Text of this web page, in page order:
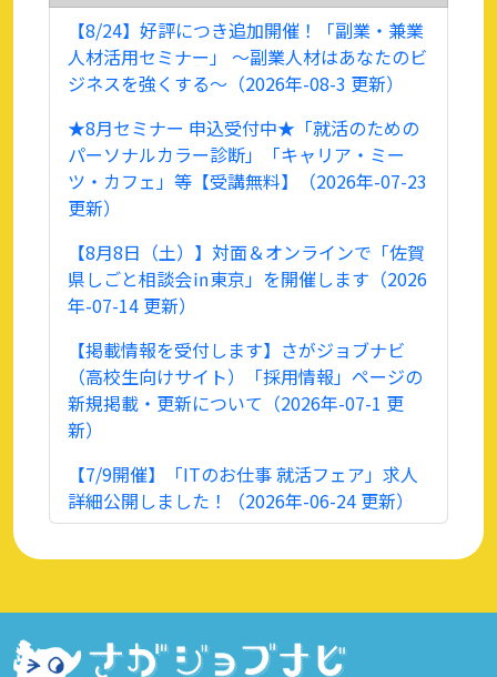
【8/24】好評につき追加開催！「副業・兼業
人材活用セミナー」 ～副業人材はあなたのビ
ジネスを強くする～（2026年-08-3 更新）
★8月セミナー 申込受付中★「就活のための
パーソナルカラー診断」「キャリア・ミー
ツ・カフェ」等【受講無料】（2026年-07-23
更新）
【8月8日（土）】対面＆オンラインで「佐賀
県しごと相談会㏌東京」を開催します（2026
年-07-14 更新）
【掲載情報を受付します】さがジョブナビ
（高校生向けサイト）「採用情報」ページの
新規掲載・更新について（2026年-07-1 更
新）
【7/9開催】「ITのお仕事 就活フェア」求人
詳細公開しました！（2026年-06-24 更新）